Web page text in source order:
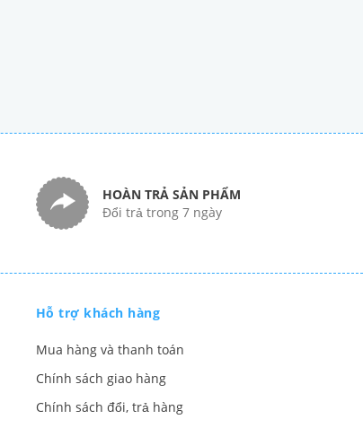
HOÀN TRẢ SẢN PHẨM
Đổi trả trong 7 ngày
Hỗ trợ khách hàng
Mua hàng và thanh toán
Chính sách giao hàng
Chính sách đổi, trả hàng